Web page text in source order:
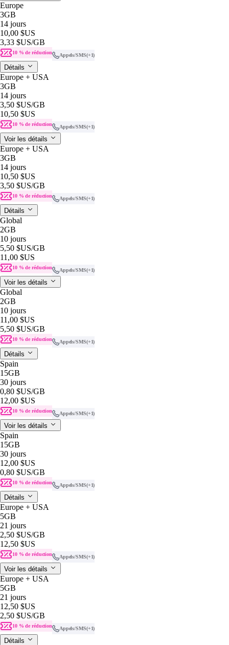
Europe
3GB
14 jours
10,00 $US
3,33 $US/GB
10 % de réduction Appels/SMS(+1)
Détails
Europe + USA
3GB
14 jours
3,50 $US/GB
10,50 $US
10 % de réduction Appels/SMS(+1)
Voir les détails
Europe + USA
3GB
14 jours
10,50 $US
3,50 $US/GB
10 % de réduction Appels/SMS(+1)
Détails
Global
2GB
10 jours
5,50 $US/GB
11,00 $US
10 % de réduction Appels/SMS(+1)
Voir les détails
Global
2GB
10 jours
11,00 $US
5,50 $US/GB
10 % de réduction Appels/SMS(+1)
Détails
Spain
15GB
30 jours
0,80 $US/GB
12,00 $US
10 % de réduction Appels/SMS(+1)
Voir les détails
Spain
15GB
30 jours
12,00 $US
0,80 $US/GB
10 % de réduction Appels/SMS(+1)
Détails
Europe + USA
5GB
21 jours
2,50 $US/GB
12,50 $US
10 % de réduction Appels/SMS(+1)
Voir les détails
Europe + USA
5GB
21 jours
12,50 $US
2,50 $US/GB
10 % de réduction Appels/SMS(+1)
Détails